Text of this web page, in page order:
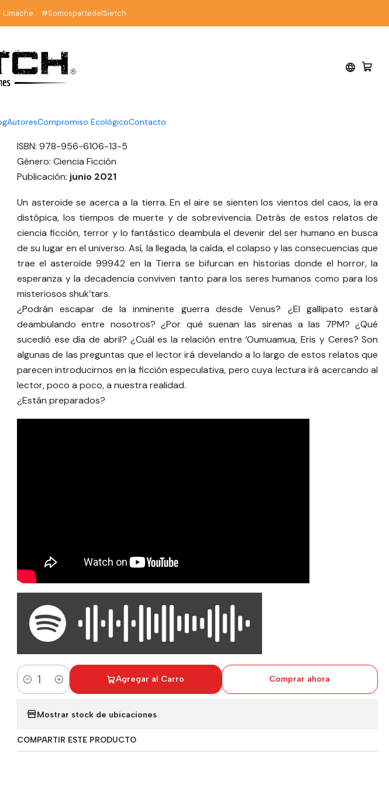
AutoresCompromiso EcológicoContacto
Limache. #SomospartedelSietch
- eBook - J. P. Cifuentes
|
99942 - eBook - J. P. Cifuentes
ISBN: 978-956-6106-13-5
Género: Ciencia Ficción
Publicación: junio 2021
Un asteroide se acerca a la tierra. En el aire se sienten los vientos del caos, la era
distópica, los tiempos de muerte y de sobrevivencia. Detrás de estos relatos de
ciencia ficción, terror y lo fantástico deambula el devenir del ser humano en busca
de su lugar en el universo. Así, la llegada, la caída, el colapso y las consecuencias que
trae el asteroide 99942 en la Tierra se bifurcan en historias donde el horror, la
esperanza y la decadencia conviven tanto para los seres humanos como para los
misteriosos shuk’tars.
¿Podrán escapar de la inminente guerra desde Venus? ¿El gallipato estará
deambulando entre nosotros? ¿Por qué suenan las sirenas a las 7PM? ¿Qué
sucedió ese día de abril? ¿Cuál es la relación entre ‘Oumuamua, Eris y Ceres? Son
algunas de las preguntas que el lector irá develando a lo largo de estos relatos que
parecen introducirnos en la ficción especulativa, pero cuya lectura irá acercando al
lector, poco a poco, a nuestra realidad.
¿Están preparados?
Cantidad
Agregar al Carro Comprar ahora
Mostrar stock de ubicaciones
COMPARTIR ESTE PRODUCTO